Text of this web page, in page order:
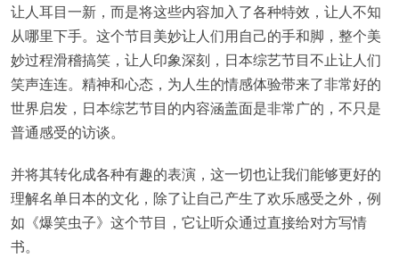
让人耳目一新，而是将这些内容加入了各种特效，让人不知
从哪里下手。这个节目美妙让人们用自己的手和脚，整个美
妙过程滑稽搞笑，让人印象深刻，日本综艺节目不止让人们
笑声连连。精神和心态，为人生的情感体验带来了非常好的
世界启发，日本综艺节目的内容涵盖面是非常广的，不只是
普通感受的访谈。
并将其转化成各种有趣的表演，这一切也让我们能够更好的
理解名单日本的文化，除了让自己产生了欢乐感受之外，例
如《爆笑虫子》这个节目，它让听众通过直接给对方写情
书。